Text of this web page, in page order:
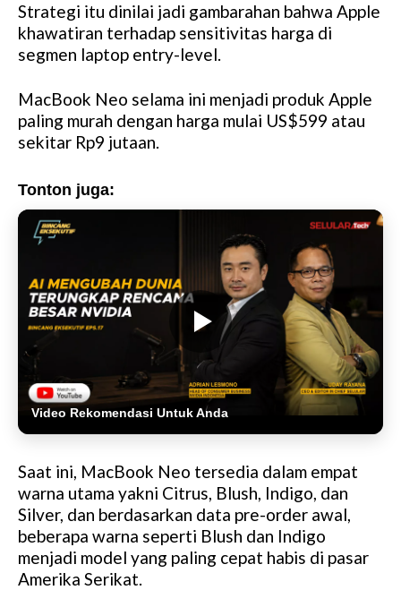
Strategi itu dinilai jadi gambarahan bahwa Apple
khawatiran terhadap sensitivitas harga di
segmen laptop entry-level.
MacBook Neo selama ini menjadi produk Apple
paling murah dengan harga mulai US$599 atau
sekitar Rp9 jutaan.
Tonton juga:
Video Rekomendasi Untuk Anda
Saat ini, MacBook Neo tersedia dalam empat
warna utama yakni Citrus, Blush, Indigo, dan
Silver, dan berdasarkan data pre-order awal,
beberapa warna seperti Blush dan Indigo
menjadi model yang paling cepat habis di pasar
Amerika Serikat.